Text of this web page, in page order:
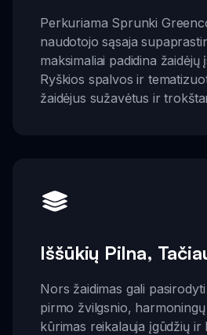
Perkuriama Sprunki
naudotojo sąsaja
maksimaliai padidina žaidėjų
Ryškios spalvos ir
žaidėjus sužavėtus ir
Iššūkių Pilna,
Nors žaidimas gali
pirmo žvilgsnio,
kūrimas reikalauja įgūdžių ir